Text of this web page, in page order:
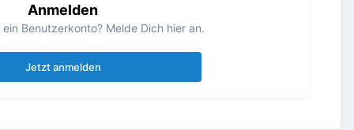
Anmelden
Benutzerkonto? Melde Dich hier an.
Jetzt anmelden